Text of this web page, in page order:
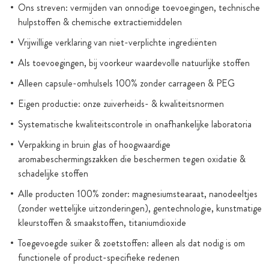
Ons streven: vermijden van onnodige toevoegingen, technische
hulpstoffen & chemische extractiemiddelen
Vrijwillige verklaring van niet-verplichte ingrediënten
Als toevoegingen, bij voorkeur waardevolle natuurlijke stoffen
Alleen capsule-omhulsels 100% zonder carrageen & PEG
Eigen productie: onze zuiverheids- & kwaliteitsnormen
Systematische kwaliteitscontrole in onafhankelijke laboratoria
Verpakking in bruin glas of hoogwaardige
aromabeschermingszakken die beschermen tegen oxidatie &
schadelijke stoffen
Alle producten 100% zonder: magnesiumstearaat, nanodeeltjes
(zonder wettelijke uitzonderingen), gentechnologie, kunstmatige
kleurstoffen & smaakstoffen, titaniumdioxide
Toegevoegde suiker & zoetstoffen: alleen als dat nodig is om
functionele of product-specifieke redenen